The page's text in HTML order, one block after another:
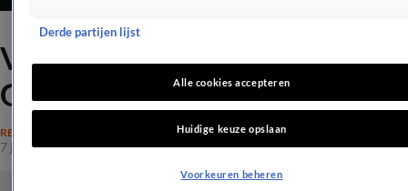
Voormalige rechterhand
Gert Verhulst moet de cel in
RECHTSZAKEN
7 jan 2021, 19:43
Derde partijen lijst
Alle cookies accepteren
Huidige keuze opslaan
Voorkeuren beheren